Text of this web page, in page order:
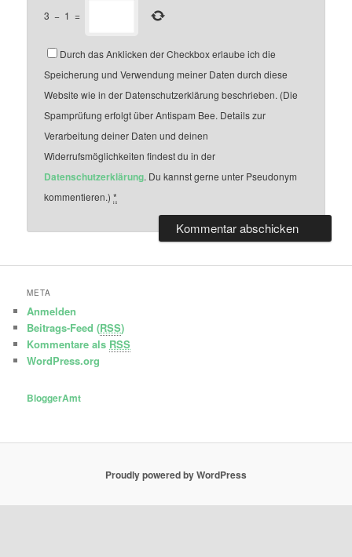
3 − 1 =
Durch das Anklicken der Checkbox erlaube ich die
Speicherung und Verwendung meiner Daten durch diese
Website wie in der Datenschutzerklärung beschrieben. (Die
Spamprüfung erfolgt über Antispam Bee. Details zur
Verarbeitung deiner Daten und deinen
Widerrufsmöglichkeiten findest du in der
Datenschutzerklärung. Du kannst gerne unter Pseudonym
kommentieren.)*
META
Anmelden
Beitrags-Feed (RSS)
Kommentare als RSS
WordPress.org
BloggerAmt
Proudly powered by WordPress